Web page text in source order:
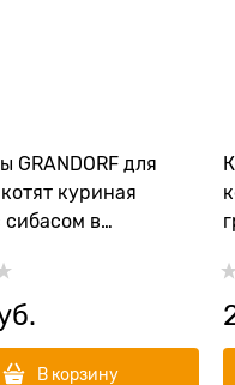
GRANDORF для
куриная
сибасом в
В корзину